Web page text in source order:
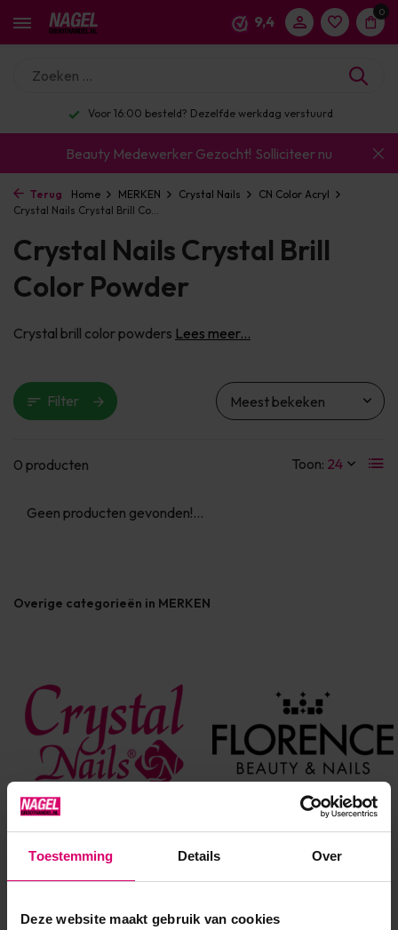
Toestemming Details Over
Deze website maakt gebruik van cookies
9,4
0
Voor 16:00 besteld? Dezelfde werkdag verstuurd
Beauty Medewerker Gezocht! Solliciteer nu
Terug Home MERKEN Crystal Nails
CN Color Acryl
Crystal Nails Crystal Brill Co...
Crystal Nails Crystal Brill
Color Powder
Crystal brill color powders Lees meer...
Filter
0 producten Toon:
Geen producten gevonden!...
Overige categorieën in MERKEN
Crystal Nails Florence Beauty and Nails
Crystal Nails Crystal Brill Color Powder